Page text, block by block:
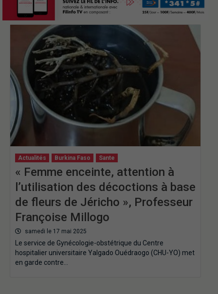
Actualités Burkina Faso Sante
« Femme enceinte, attention à
l’utilisation des décoctions à base
de fleurs de Jéricho », Professeur
Françoise Millogo
samedi le 17 mai 2025
Le service de Gynécologie-obstétrique du Centre
hospitalier universitaire Yalgado Ouédraogo (CHU-YO) met
en garde contre…